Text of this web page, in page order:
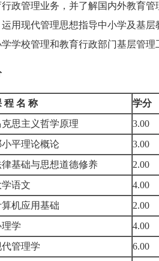
政管理业务，并了解国内外教育
用现代管理思想指导中小学及基
学校管理和教育行政部门基层管理
程 名 称 学分
克思主义哲学原理
3.00
小平理论概论
3.00
律基础与思想道德修养
2.00
学语文
4.00
算机应用基础 2.00
理学
4.00
代管理学
6.00